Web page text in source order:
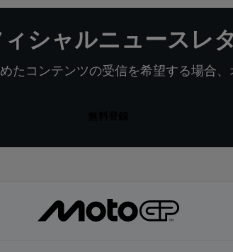
シャルニュースレ
たコンテンツの受信を希望する場合